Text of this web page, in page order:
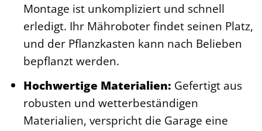
Montage ist unkompliziert und schnell
erledigt. Ihr Mähroboter findet seinen Platz,
und der Pflanzkasten kann nach Belieben
bepflanzt werden.
Hochwertige Materialien: Gefertigt aus
robusten und wetterbeständigen
Materialien, verspricht die Garage eine